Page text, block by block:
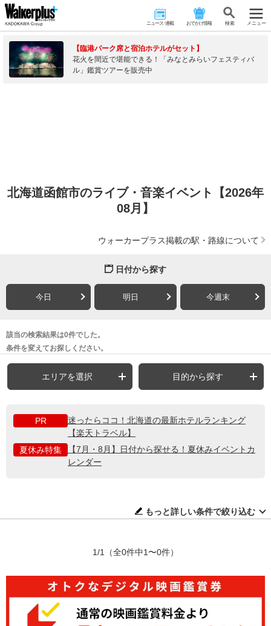
ニュース･連載 おでかけ情報 検 索 メニュー
【臨港パーク席と宿泊ホテルがセット】
花火を間近で堪能できる！「みなとみらいフェスティバ
ル」鑑賞ツアーを販売中
北海道函館市のライブ・音楽イベント【2026年
08月】
ウォーカープラス掲載の駅・路線について
日付から探す
今日 明日 今週末
該当の検索結果は0件でした。
条件を変えてお探しください。
エリアを選択 目的から探す
PR
迷ったらココ！北海道の最新ホテルランキング
【楽天トラベル】
夏休み特集
【7月・8月】日付から探せる！夏休みイベントカ
レンダー
もっと詳しい条件で絞り込む
1/1 （全0件中1〜0件）